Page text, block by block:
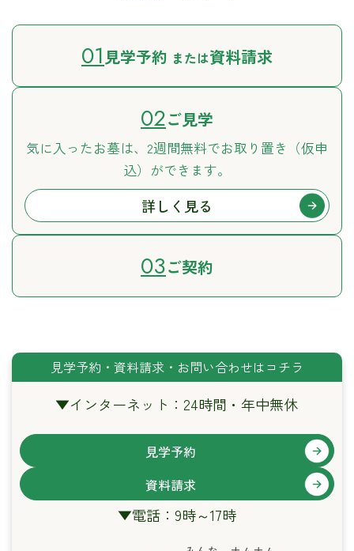
01 見学予約 または資料請求
02ご見学
気に入ったお墓は、2週間無料でお取り置き（仮申
込）ができます。
詳しく見る
03ご契約
見学予約・資料請求・お問い合わせはコチラ
▼インターネット：24時間・年中無休
見学予約
資料請求
▼電話：9時～17時